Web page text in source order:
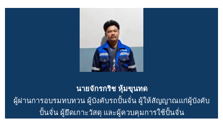
นายจักรกริช หุ้มขุนทด
ผู้ผ่านการอบรมทบทวน ผู้บังคับรถปั้นจั่น ผู้ให้สัญญาณแก่ผู้บังคับ
ปั้นจั่น ผู้ยึดเกาะวัสดุ และผู้ควบคุมการใช้ปั้นจั่น